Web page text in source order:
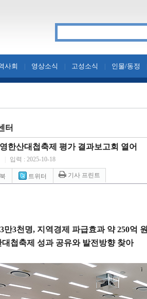
사회 영상소식 고성소식 인물/동정
터
한산대첩축제 평가 결과보고회 열어
입력 : 2025-10-18
트위터 기사 프린트
만3천명, 지역경제 파급효과 약250억 원
대첩축제 성과 공유와 발전방향 찾아